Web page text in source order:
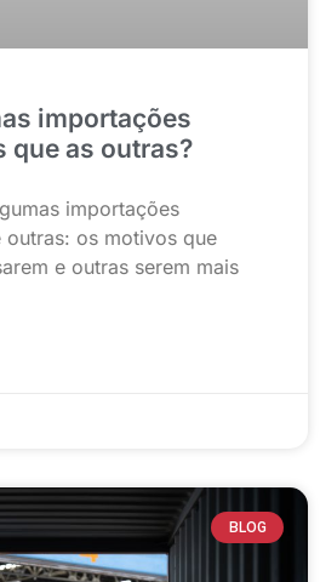
importações
que as outras?
importações
outras: os motivos que
e outras serem mais
BLOG